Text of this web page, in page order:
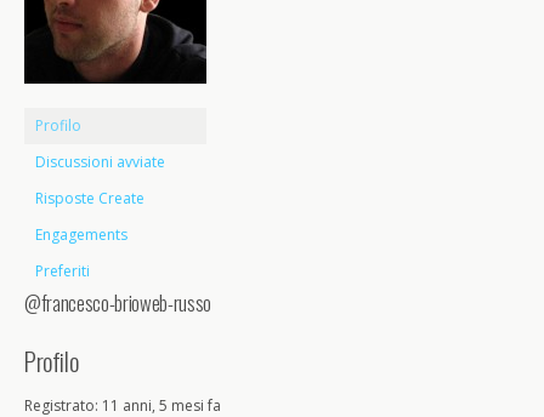
Profilo
Discussioni avviate
Risposte Create
Engagements
Preferiti
@francesco-brioweb-russo
Profilo
Registrato: 11 anni, 5 mesi fa